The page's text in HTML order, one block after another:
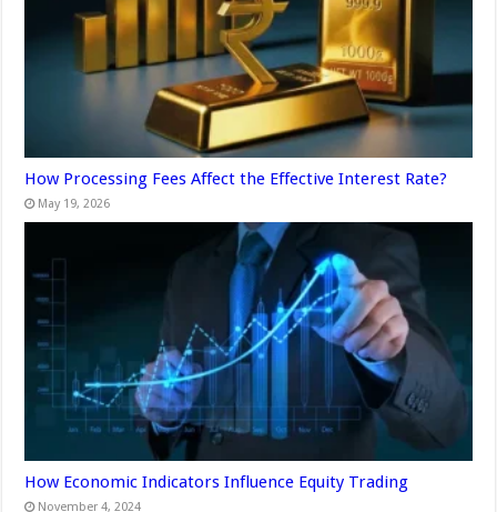
How Processing Fees Affect the Effective Interest Rate?
May 19, 2026
How Economic Indicators Influence Equity Trading
November 4, 2024